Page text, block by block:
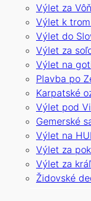
Výlet za
Výlet k
Výlet do
Výlet za
Výlet na
Plavba po
Karpatské
Výlet pod
Gemerské
Výlet na
Výlet za
Výlet za
Židovské